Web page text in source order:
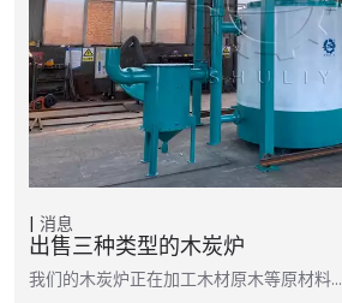
消息
出售三种类型的木炭炉
我们的木炭炉正在加工木材原木等原材料...